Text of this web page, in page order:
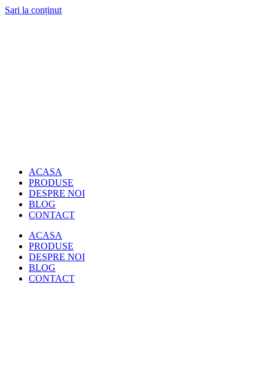
Sari la conținut
ACASA
PRODUSE
DESPRE NOI
BLOG
CONTACT
ACASA
PRODUSE
DESPRE NOI
BLOG
CONTACT